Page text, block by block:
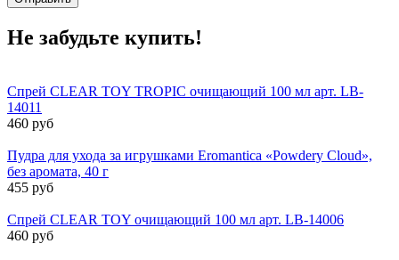
Не забудьте купить!
Спрей CLEAR TOY TROPIC очищающий 100 мл арт. LB-
14011
460 руб
Пудра для ухода за игрушками Eromantica «Powdery Cloud»,
без аромата, 40 г
455 руб
Спрей CLEAR TOY очищающий 100 мл арт. LB-14006
460 руб